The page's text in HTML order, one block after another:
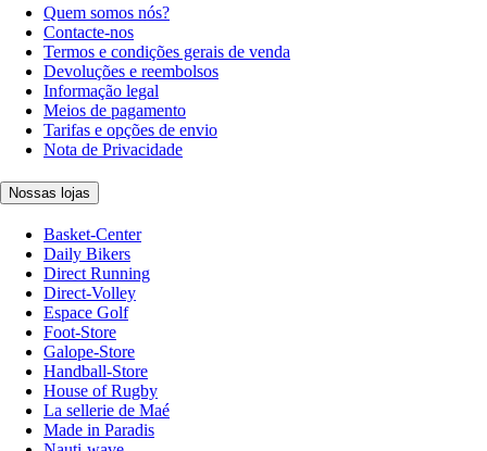
Quem somos nós?
Contacte-nos
Termos e condições gerais de venda
Devoluções e reembolsos
Informação legal
Meios de pagamento
Tarifas e opções de envio
Nota de Privacidade
Nossas lojas
Basket-Center
Daily Bikers
Direct Running
Direct-Volley
Espace Golf
Foot-Store
Galope-Store
Handball-Store
House of Rugby
La sellerie de Maé
Made in Paradis